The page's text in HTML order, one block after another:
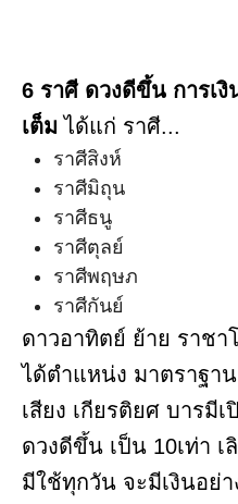
6 ราศี ดวงดีขึ้น การเ
เต็ม ได้แก่ ราศี...
ราศีสิงห์
ราศีมิถุน
ราศีธนู
ราศีตุลย์
ราศีพฤษภ
ราศีกันย์
ดาวอาทิตย์ ย้าย ราชา
ได้ตำแหน่ง มาตราฐา
เสียง เกียรติยศ บารมี
ดวงดีขึ้น เป็น 10เท่า เ
มีใช้ทุกวัน จะมีเงินอย่